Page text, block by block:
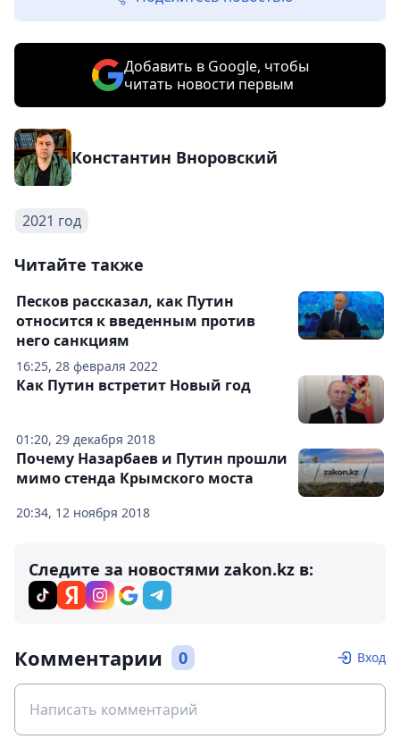
Добавить в Google, чтобы
читать новости первым
Константин Вноровский
2021 год
Читайте также
16:25, 28 февраля 2022
Песков рассказал, как Путин
относится к введенным против
него санкциям
01:20, 29 декабря 2018
Как Путин встретит Новый год
20:34, 12 ноября 2018
Почему Назарбаев и Путин прошли
мимо стенда Крымского моста
Следите за новостями zakon.kz в:
Комментарии 0 Вход